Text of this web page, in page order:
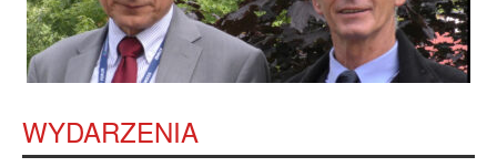
WYDARZENIA